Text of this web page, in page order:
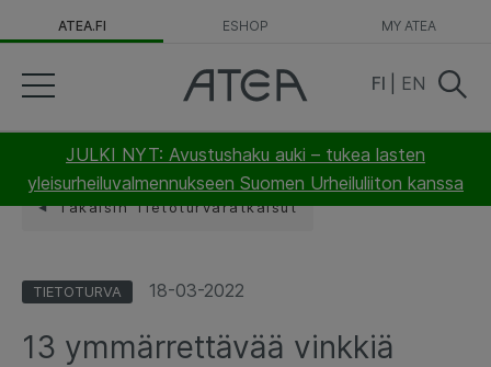
ATEA.FI ESHOP MY ATEA
JULKI NYT: Avustushaku auki – tukea lasten
yleisurheiluvalmennukseen Suomen Urheiluliiton kanssa
FI EN
Takaisin Tietoturvaratkaisut
TIETOTURVA 18-03-2022
13 ymmärrettävää vinkkiä